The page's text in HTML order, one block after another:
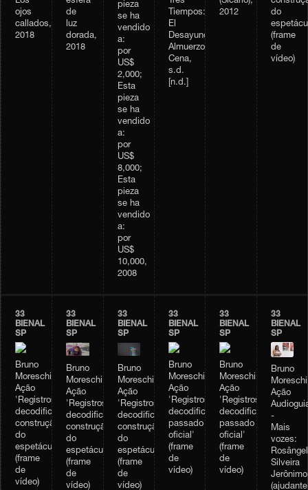
ojos
callados,
2018
de
luz
dorada,
2018
pieza
se ha
vendido
a:
por
US$
2,000;
Esta
pieza
se ha
vendido
a:
por
US$
8,000;
Esta
pieza
se ha
vendido
a:
por
US$
10,000,
2008
Tiempos:
El
Desayuno,
Almuerzo,
Cena,
s.d.
[n.d.]
2012
do
(frame
de
vídeo)
33
BIENAL
SP
Bruno
Moreschi,
Ação
'Registros
decodificados:
construção
do
espetáculo'
(frame
de
vídeo)
33
BIENAL
SP
Bruno
Moreschi,
Ação
'Registros
decodificados:
construção
do
espetáculo'
(frame
de
vídeo)
33
BIENAL
SP
Bruno
Moreschi,
Ação
'Registros
decodificados:
construção
do
espetáculo'
(frame
de
vídeo)
33
BIENAL
SP
Bruno
Moreschi,
Ação
'Registros
decodificados:
passado
oficial'
(frame
de
vídeo)
33
BIENAL
SP
Bruno
Moreschi,
Ação
'Registros
decodificados:
passado
oficial'
(frame
de
vídeo)
33
BIENAL
SP
Bruno
Ação
-
Mais
vozes:
Silveira
Jerônimo
(ajudante